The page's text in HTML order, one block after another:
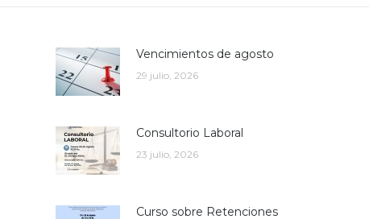
Vencimientos de agosto
29 julio, 2026
Consultorio Laboral
23 julio, 2026
Curso sobre Retenciones